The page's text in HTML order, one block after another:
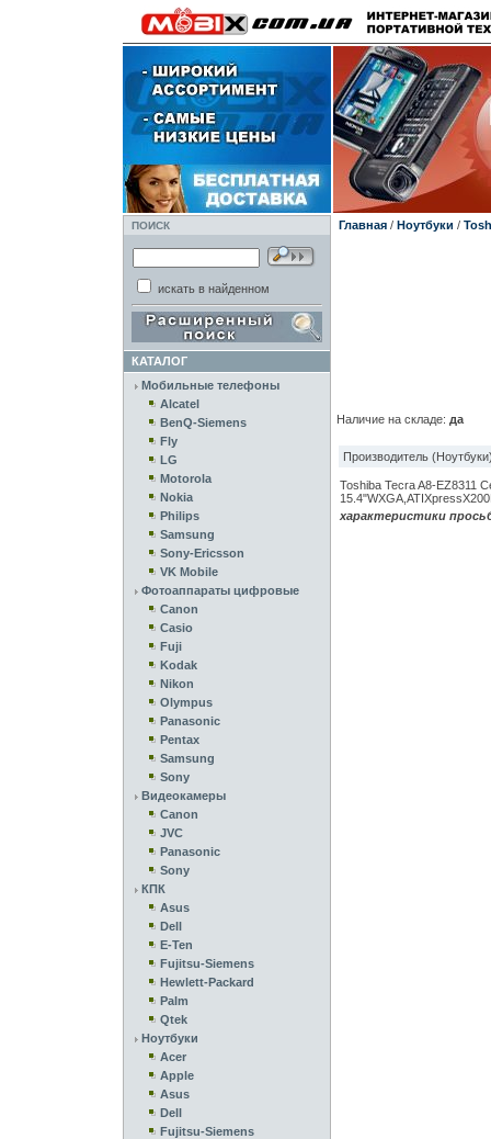
ПОИСК
искать в найденном
КАТАЛОГ
Мобильные телефоны
Alcatel
BenQ-Siemens
Fly
LG
Motorola
Nokia
Philips
Samsung
Sony-Ericsson
VK Mobile
Фотоаппараты цифровые
Canon
Casio
Fuji
Kodak
Nikon
Olympus
Panasonic
Pentax
Samsung
Sony
Видеокамеры
Canon
JVC
Panasonic
Sony
КПК
Asus
Dell
E-Ten
Fujitsu-Siemens
Hewlett-Packard
Palm
Qtek
Ноутбуки
Acer
Apple
Asus
Dell
Fujitsu-Siemens
Главная / Ноутбуки /
Наличие на складе: да
Производитель
Toshiba Tecra A8-EZ8311
характеристики